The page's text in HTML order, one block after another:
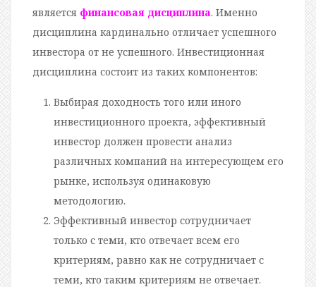
является финансовая дисциплина. Именно
дисциплина кардинально отличает успешного
инвестора от не успешного. Инвестиционная
дисциплина состоит из таких компонентов:
Выбирая доходность того или иного
инвестиционного проекта, эффективный
инвестор должен провести анализ
различных компаний на интересующем его
рынке, используя одинаковую
методологию.
Эффективный инвестор сотрудничает
только с теми, кто отвечает всем его
критериям, равно как не сотрудничает с
теми, кто таким критериям не отвечает.